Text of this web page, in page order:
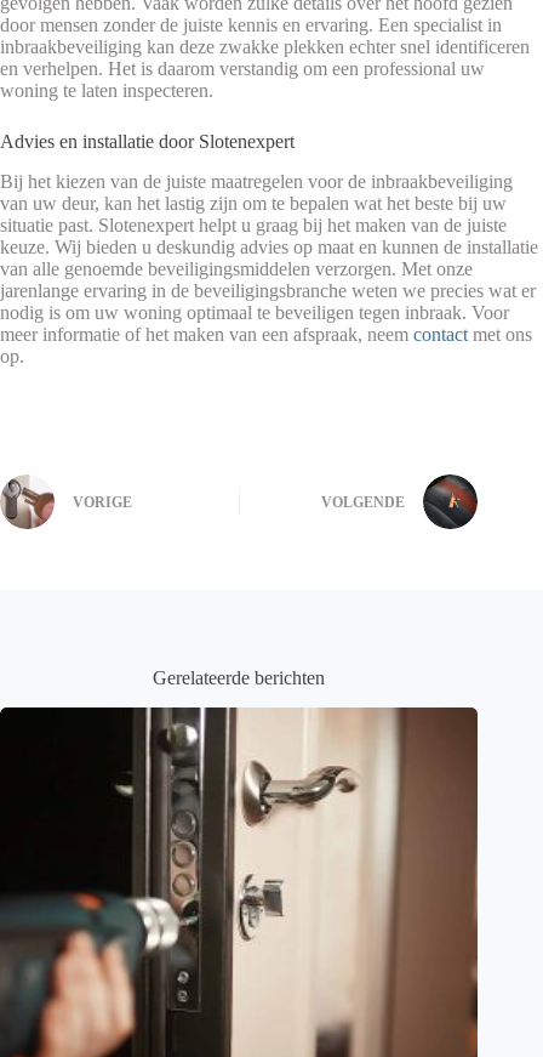
door mensen zonder de juiste kennis en ervaring. Een specialist in
inbraakbeveiliging kan deze zwakke plekken echter snel identificeren
en verhelpen. Het is daarom verstandig om een professional uw
woning te laten inspecteren.
Advies en installatie door Slotenexpert
Bij het kiezen van de juiste maatregelen voor de inbraakbeveiliging
van uw deur, kan het lastig zijn om te bepalen wat het beste bij uw
situatie past. Slotenexpert helpt u graag bij het maken van de juiste
keuze. Wij bieden u deskundig advies op maat en kunnen de installatie
van alle genoemde beveiligingsmiddelen verzorgen. Met onze
jarenlange ervaring in de beveiligingsbranche weten we precies wat er
nodig is om uw woning optimaal te beveiligen tegen inbraak. Voor
meer informatie of het maken van een afspraak, neem contact met ons
op.
VORIGE VOLGENDE
Gerelateerde berichten